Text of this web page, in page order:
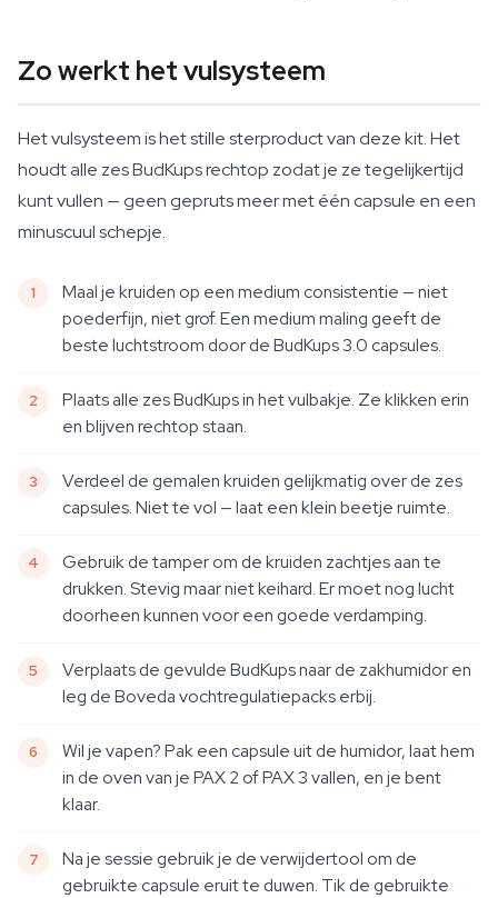
Zo werkt het vulsysteem
Het vulsysteem is het stille sterproduct van deze kit. Het
houdt alle zes BudKups rechtop zodat je ze tegelijkertijd
kunt vullen — geen gepruts meer met één capsule en een
minuscuul schepje.
Maal je kruiden op een medium consistentie — niet
poederfijn, niet grof. Een medium maling geeft de
beste luchtstroom door de BudKups 3.0 capsules.
Plaats alle zes BudKups in het vulbakje. Ze klikken erin
en blijven rechtop staan.
Verdeel de gemalen kruiden gelijkmatig over de zes
capsules. Niet te vol — laat een klein beetje ruimte.
Gebruik de tamper om de kruiden zachtjes aan te
drukken. Stevig maar niet keihard. Er moet nog lucht
doorheen kunnen voor een goede verdamping.
Verplaats de gevulde BudKups naar de zakhumidor en
leg de Boveda vochtregulatiepacks erbij.
Wil je vapen? Pak een capsule uit de humidor, laat hem
in de oven van je PAX 2 of PAX 3 vallen, en je bent
klaar.
Na je sessie gebruik je de verwijdertool om de
gebruikte capsule eruit te duwen. Tik de gebruikte